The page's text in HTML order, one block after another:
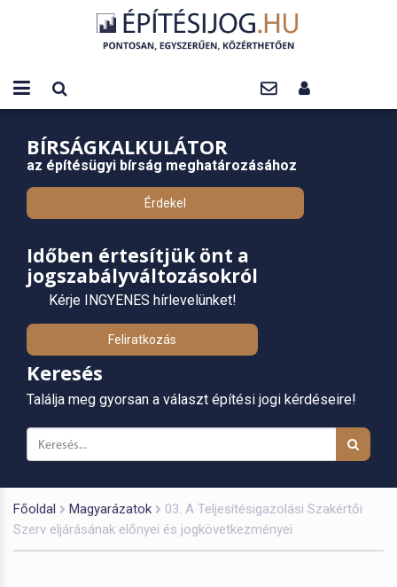
BÍRSÁGKALKULÁTOR
az építésügyi bírság meghatározásához
Érdekel
Időben értesítjük önt a
jogszabályváltozásokról
Kérje INGYENES hírlevelünket!
Feliratkozás
Keresés
Találja meg gyorsan a választ építési jogi kérdéseire!
Főoldal Magyarázatok
03. A Teljesítésigazolási Szakértői
Szerv eljárásának előnyei és jogkövetkezményei